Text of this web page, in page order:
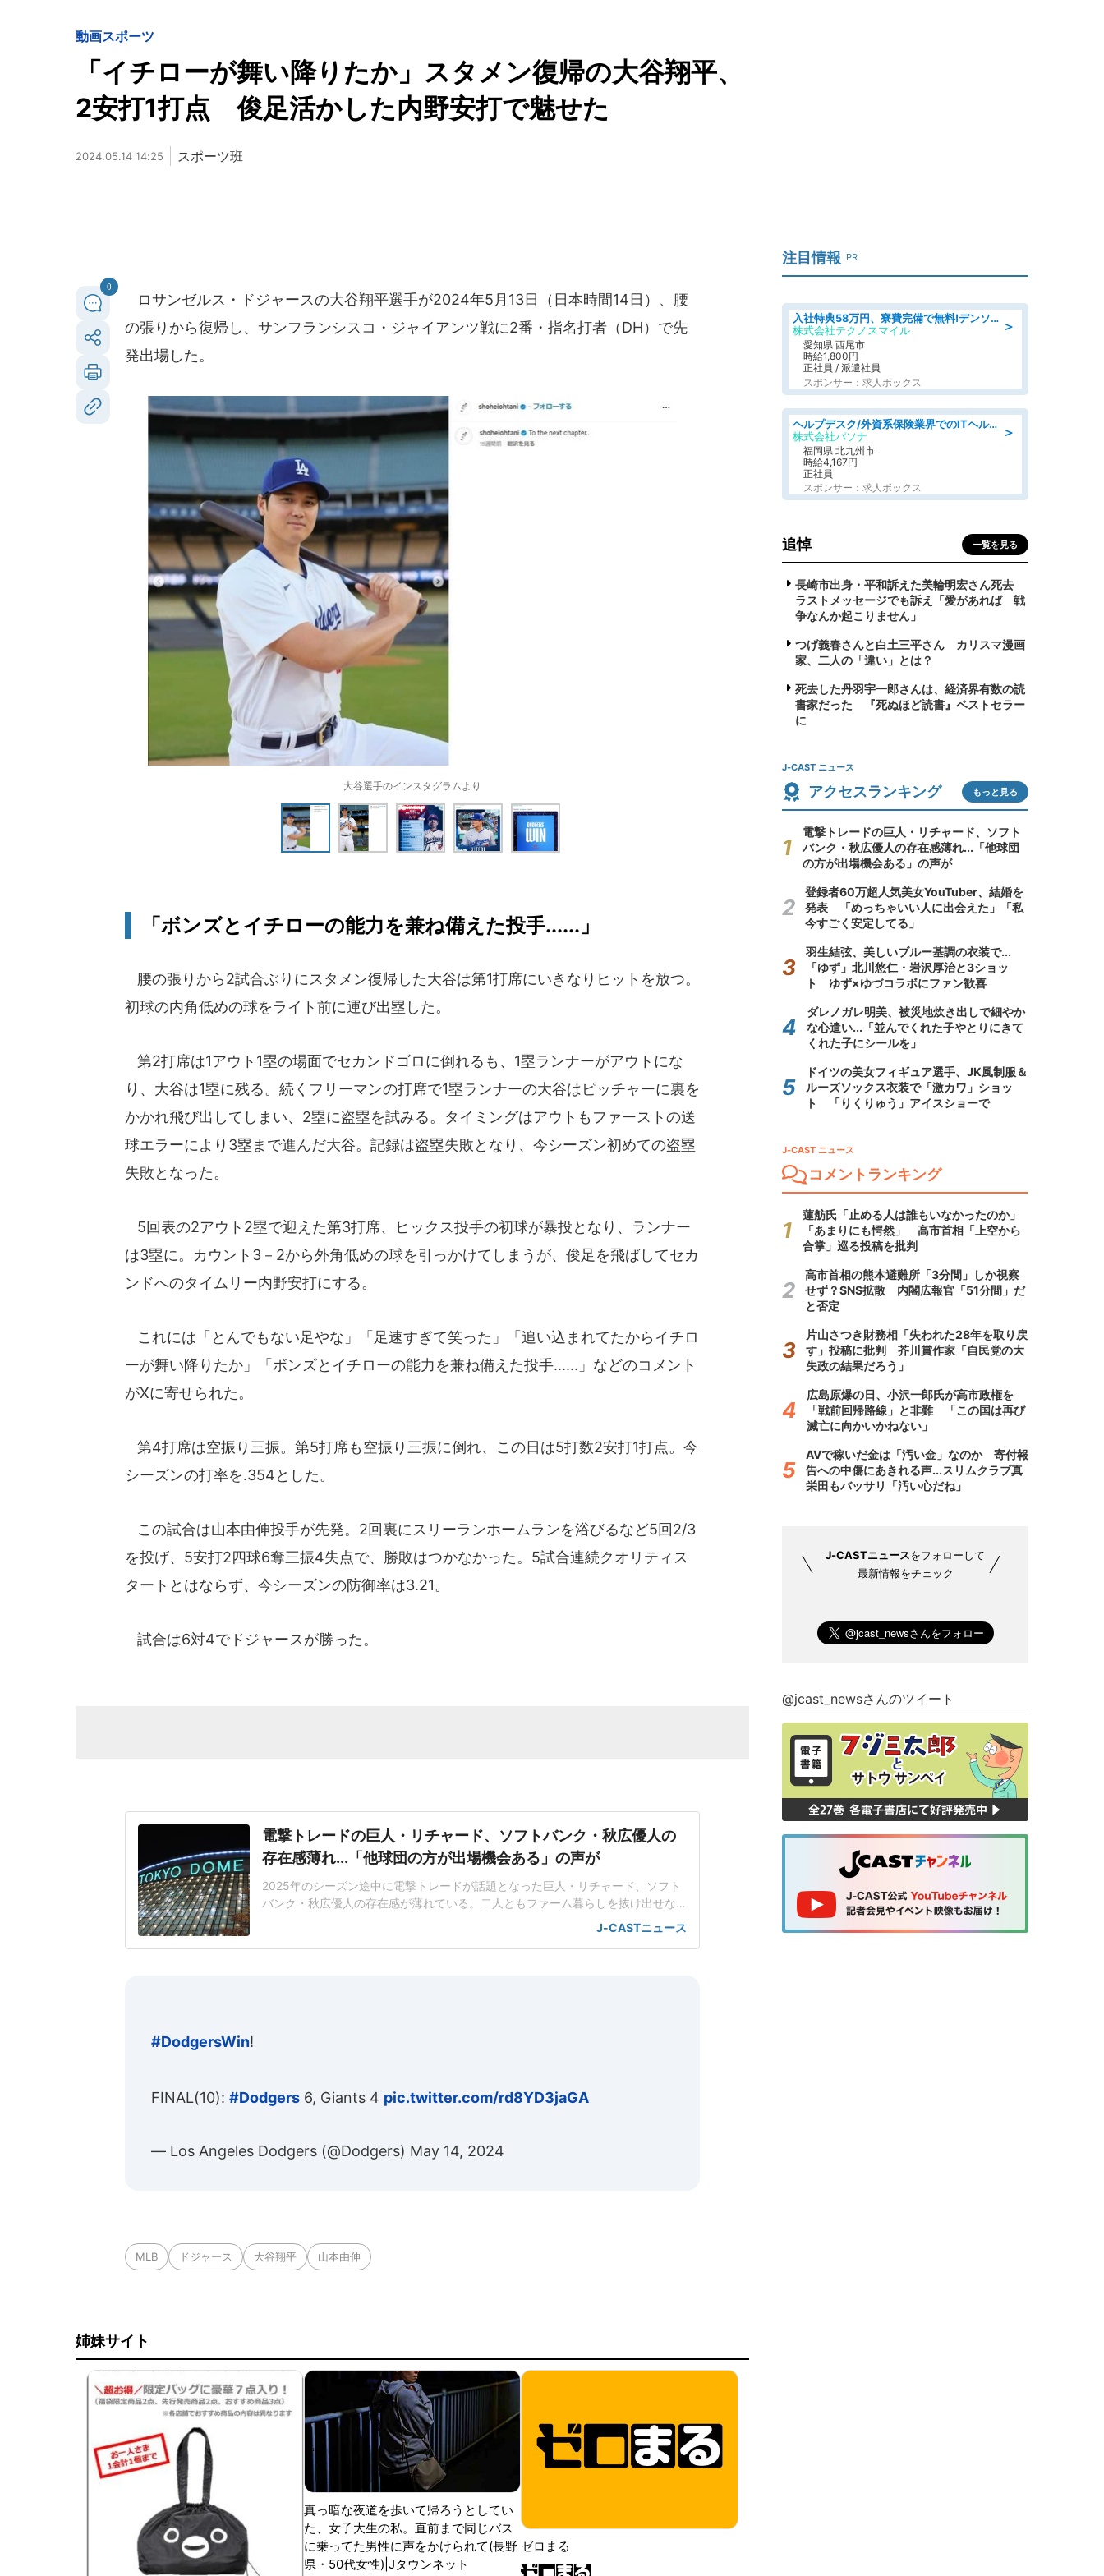
動画スポーツ
「イチローが舞い降りたか」スタメン復帰の大谷翔平、
2安打1打点 俊足活かした内野安打で魅せた
2024.05.14 14:25 スポーツ班
0
ロサンゼルス・ドジャースの大谷翔平選手が2024年5月13日（日本時間14日）、腰
の張りから復帰し、サンフランシスコ・ジャイアンツ戦に2番・指名打者（DH）で先
発出場した。
大谷選手のインスタグラムより
「ボンズとイチローの能力を兼ね備えた投手......」
腰の張りから2試合ぶりにスタメン復帰した大谷は第1打席にいきなりヒットを放つ。
初球の内角低めの球をライト前に運び出塁した。
第2打席は1アウト1塁の場面でセカンドゴロに倒れるも、1塁ランナーがアウトにな
り、大谷は1塁に残る。続くフリーマンの打席で1塁ランナーの大谷はピッチャーに裏を
かかれ飛び出してしまい、2塁に盗塁を試みる。タイミングはアウトもファーストの送
球エラーにより3塁まで進んだ大谷。記録は盗塁失敗となり、今シーズン初めての盗塁
失敗となった。
5回表の2アウト2塁で迎えた第3打席、ヒックス投手の初球が暴投となり、ランナー
は3塁に。カウント3－2から外角低めの球を引っかけてしまうが、俊足を飛ばしてセカ
ンドへのタイムリー内野安打にする。
これには「とんでもない足やな」「足速すぎて笑った」「追い込まれてたからイチロ
ーが舞い降りたか」「ボンズとイチローの能力を兼ね備えた投手......」などのコメント
がXに寄せられた。
第4打席は空振り三振。第5打席も空振り三振に倒れ、この日は5打数2安打1打点。今
シーズンの打率を.354とした。
この試合は山本由伸投手が先発。2回裏にスリーランホームランを浴びるなど5回2/3
を投げ、5安打2四球6奪三振4失点で、勝敗はつかなかった。5試合連続クオリティス
タートとはならず、今シーズンの防御率は3.21。
試合は6対4でドジャースが勝った。
電撃トレードの巨人・リチャード、ソフトバンク・秋広優人の
存在感薄れ...「他球団の方が出場機会ある」の声が
2025年のシーズン途中に電撃トレードが話題となった巨人・リチャード、ソフト
バンク・秋広優人の存在感が薄れている。二人ともファーム暮らしを抜け出せな
いリチャードはソフトバンク在籍時にウエスタン・リーグで5年連続本塁打王に輝
いた長打力を評価され、秋広優人、大江竜聖と2対1のトレードで25年5月に巨人に
J-CASTニュース
#DodgersWin!
FINAL(10): #Dodgers 6, Giants 4 pic.twitter.com/rd8YD3jaGA
— Los Angeles Dodgers (@Dodgers) May 14, 2024
MLB ドジャース 大谷翔平 山本由伸
姉妹サイト
真っ暗な夜道を歩いて帰ろうとしてい
た、女子大生の私。直前まで同じバス
に乗ってた男性に声をかけられて(長野
県・50代女性)|Jタウンネット
ゼロまる
注目情報 PR
＞
入社特典58万円、寮費完備で無料!デンソーで働こう!自動車工場で小型部品の検査業務 denso aichi
株式会社テクノスマイル
愛知県 西尾市
時給1,800円
正社員 / 派遣社員
スポンサー：求人ボックス
＞
ヘルプデスク/外資系保険業界でのITヘルプデスク業務/駅近/即日勤務可/ヘルプデスク
株式会社パソナ
福岡県 北九州市
時給4,167円
正社員
スポンサー：求人ボックス
追悼 一覧を見る
長崎市出身・平和訴えた美輪明宏さん死去
ラストメッセージでも訴え「愛があれば 戦
争なんか起こりません」
つげ義春さんと白土三平さん カリスマ漫画
家、二人の「違い」とは？
死去した丹羽宇一郎さんは、経済界有数の読
書家だった 『死ぬほど読書』ベストセラー
に
J-CAST ニュース
アクセスランキング もっと見る
電撃トレードの巨人・リチャード、ソフト
バンク・秋広優人の存在感薄れ...「他球団
の方が出場機会ある」の声が
登録者60万超人気美女YouTuber、結婚を
発表 「めっちゃいい人に出会えた」「私
今すごく安定してる」
羽生結弦、美しいブルー基調の衣装で...
「ゆず」北川悠仁・岩沢厚治と3ショッ
ト ゆず×ゆづコラボにファン歓喜
ダレノガレ明美、被災地炊き出しで細やか
な心遣い...「並んでくれた子やとりにきて
くれた子にシールを」
ドイツの美女フィギュア選手、JK風制服＆
ルーズソックス衣装で「激カワ」ショッ
ト 「りくりゅう」アイスショーで
J-CAST ニュース
コメントランキング
蓮舫氏「止める人は誰もいなかったのか」
「あまりにも愕然」 高市首相「上空から
合掌」巡る投稿を批判
高市首相の熊本避難所「3分間」しか視察
せず？SNS拡散 内閣広報官「51分間」だ
と否定
片山さつき財務相「失われた28年を取り戻
す」投稿に批判 芥川賞作家「自民党の大
失政の結果だろう」
広島原爆の日、小沢一郎氏が高市政権を
「戦前回帰路線」と非難 「この国は再び
滅亡に向かいかねない」
AVで稼いだ金は「汚い金」なのか 寄付報
告への中傷にあきれる声...スリムクラブ真
栄田もバッサリ「汚い心だね」
J-CASTニュースをフォローして
最新情報をチェック
@jcast_newsさんのツイート